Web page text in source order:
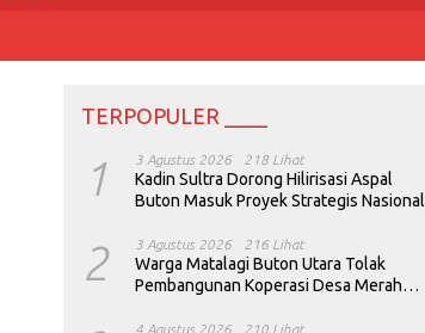
TERPOPULER ____
1 3 Agustus 2026 218 Lihat
Kadin Sultra Dorong Hilirisasi Aspal
Buton Masuk Proyek Strategis Nasional
2 3 Agustus 2026 216 Lihat
Warga Matalagi Buton Utara Tolak
Pembangunan Koperasi Desa Merah
4 Agustus 2026 210 Lihat